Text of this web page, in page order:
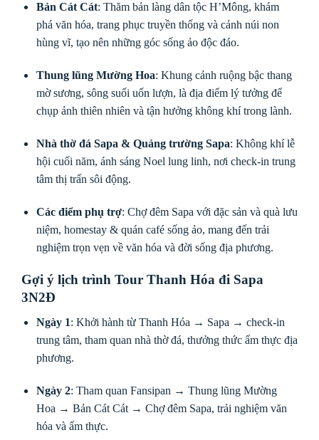
Bản Cát Cát: Thăm bản làng dân tộc H’Mông, khám
phá văn hóa, trang phục truyền thống và cảnh núi non
hùng vĩ, tạo nên những góc sống ảo độc đáo.
Thung lũng Mường Hoa: Khung cảnh ruộng bậc thang
mờ sương, sông suối uốn lượn, là địa điểm lý tưởng để
chụp ảnh thiên nhiên và tận hưởng không khí trong lành.
Nhà thờ đá Sapa & Quảng trường Sapa: Không khí lễ
hội cuối năm, ánh sáng Noel lung linh, nơi check-in trung
tâm thị trấn sôi động.
Các điểm phụ trợ: Chợ đêm Sapa với đặc sản và quà lưu
niệm, homestay & quán café sống ảo, mang đến trải
nghiệm trọn vẹn về văn hóa và đời sống địa phương.
Gợi ý lịch trình Tour Thanh Hóa đi Sapa
3N2Đ
Ngày 1: Khởi hành từ Thanh Hóa → Sapa → check-in
trung tâm, tham quan nhà thờ đá, thưởng thức ẩm thực địa
phương.
Ngày 2: Tham quan Fansipan → Thung lũng Mường
Hoa → Bản Cát Cát → Chợ đêm Sapa, trải nghiệm văn
hóa và ẩm thực.